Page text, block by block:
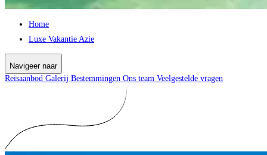
Home
Luxe Vakantie Azie
Navigeer naar
Reisaanbod Galerij Bestemmingen Ons team Veelgestelde vragen